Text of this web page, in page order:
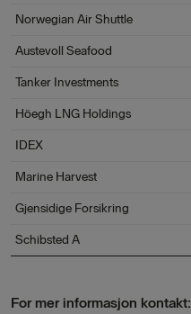
Norwegian Air Shuttle
Austevoll Seafood
Tanker Investments
Höegh LNG Holdings
IDEX
Marine Harvest
Gjensidige Forsikring
Schibsted A
For mer informasjon kontakt: